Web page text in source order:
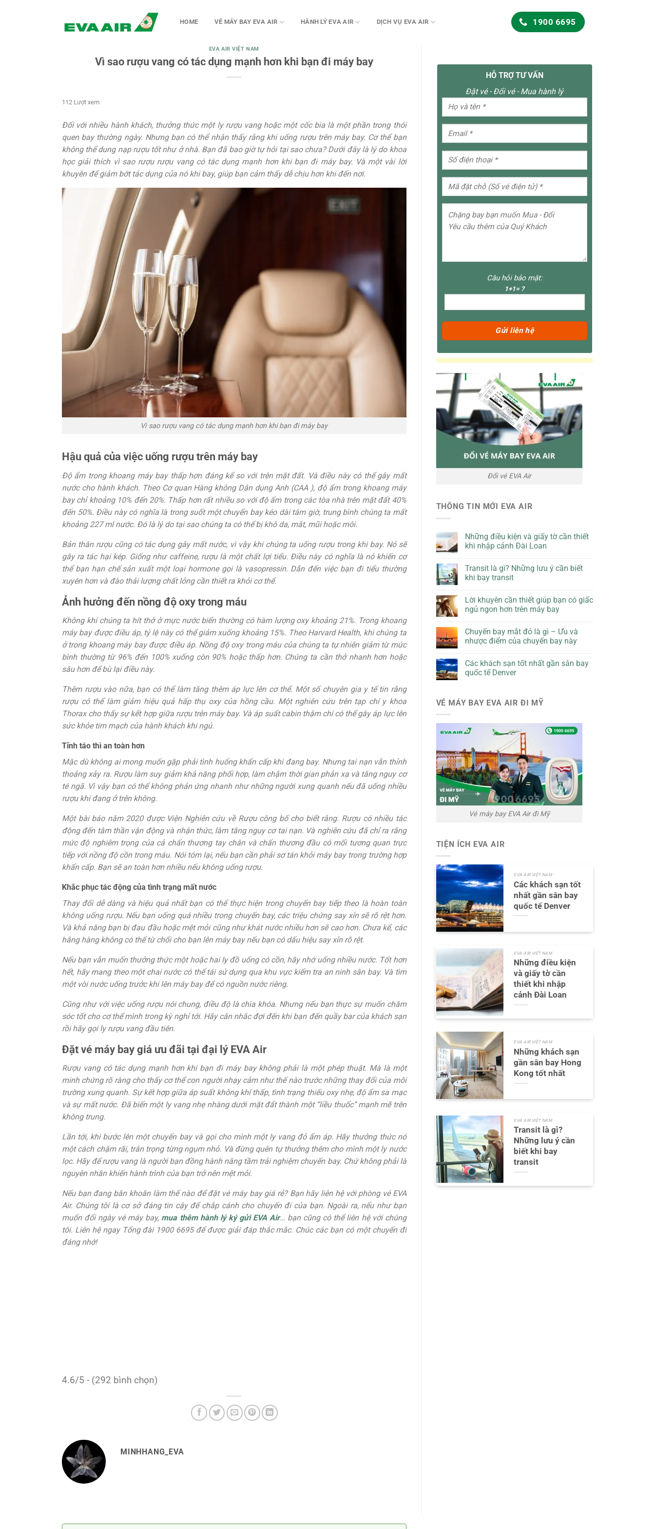
HOME VÉ MÁY BAY EVA AIR HÀNH LÝ EVA AIR DỊCH VỤ EVA AIR 1900 6695
EVA AIR VIỆT NAM
Vì sao rượu vang có tác dụng mạnh hơn khi bạn đi máy bay
112 Lượt xem
Đối với nhiều hành khách, thưởng thức một ly rượu vang hoặc một cốc bia là một phần trong thói
quen bay thường ngày. Nhưng bạn có thể nhận thấy rằng khi uống rượu trên máy bay. Cơ thể bạn
không thể dung nạp rượu tốt như ở nhà. Bạn đã bao giờ tự hỏi tại sao chưa? Dưới đây là lý do khoa
học giải thích vì sao rượu rượu vang có tác dụng mạnh hơn khi bạn đi máy bay. Và một vài lời
khuyên để giảm bớt tác dụng của nó khi bay, giúp bạn cảm thấy dễ chịu hơn khi đến nơi.
Vì sao rượu vang có tác dụng mạnh hơn khi bạn đi máy bay
Hậu quả của việc uống rượu trên máy bay
Độ ẩm trong khoang máy bay thấp hơn đáng kể so với trên mặt đất. Và điều này có thể gây mất
nước cho hành khách. Theo Cơ quan Hàng không Dân dụng Anh (CAA ), độ ẩm trong khoang máy
bay chỉ khoảng 10% đến 20%. Thấp hơn rất nhiều so với độ ẩm trong các tòa nhà trên mặt đất 40%
đến 50%. Điều này có nghĩa là trong suốt một chuyến bay kéo dài tám giờ, trung bình chúng ta mất
khoảng 227 ml nước. Đó là lý do tại sao chúng ta có thể bị khô da, mắt, mũi hoặc môi.
Bản thân rượu cũng có tác dụng gây mất nước, vì vậy khi chúng ta uống rượu trong khi bay. Nó sẽ
gây ra tác hại kép. Giống như caffeine, rượu là một chất lợi tiểu. Điều này có nghĩa là nó khiến cơ
thể bạn hạn chế sản xuất một loại hormone gọi là vasopressin. Dẫn đến việc bạn đi tiểu thường
xuyên hơn và đào thải lượng chất lỏng cần thiết ra khỏi cơ thể.
Ảnh hưởng đến nồng độ oxy trong máu
Không khí chúng ta hít thở ở mực nước biển thường có hàm lượng oxy khoảng 21%. Trong khoang
máy bay được điều áp, tỷ lệ này có thể giảm xuống khoảng 15%. Theo Harvard Health, khi chúng ta
ở trong khoang máy bay được điều áp. Nồng độ oxy trong máu của chúng ta tự nhiên giảm từ mức
bình thường từ 96% đến 100% xuống còn 90% hoặc thấp hơn. Chúng ta cần thở nhanh hơn hoặc
sâu hơn để bù lại điều này.
Thêm rượu vào nữa, bạn có thể làm tăng thêm áp lực lên cơ thể. Một số chuyên gia y tế tin rằng
rượu có thể làm giảm hiệu quả hấp thụ oxy của hồng cầu. Một nghiên cứu trên tạp chí y khoa
Thorax cho thấy sự kết hợp giữa rượu trên máy bay. Và áp suất cabin thậm chí có thể gây áp lực lên
sức khỏe tim mạch của hành khách khi ngủ.
Tỉnh táo thì an toàn hơn
Mặc dù không ai mong muốn gặp phải tình huống khẩn cấp khi đang bay. Nhưng tai nạn vẫn thỉnh
thoảng xảy ra. Rượu làm suy giảm khả năng phối hợp, làm chậm thời gian phản xạ và tăng nguy cơ
té ngã. Vì vậy bạn có thể không phản ứng nhanh như những người xung quanh nếu đã uống nhiều
rượu khi đang ở trên không.
Một bài báo năm 2020 được Viện Nghiên cứu về Rượu công bố cho biết rằng. Rượu có nhiều tác
động đến tâm thần vận động và nhận thức, làm tăng nguy cơ tai nạn. Và nghiên cứu đã chỉ ra rằng
mức độ nghiêm trọng của cả chấn thương tay chân và chấn thương đầu có mối tương quan trực
tiếp với nồng độ cồn trong máu. Nói tóm lại, nếu bạn cần phải sơ tán khỏi máy bay trong trường hợp
khẩn cấp. Bạn sẽ an toàn hơn nhiều nếu không uống rượu.
Khắc phục tác động của tình trạng mất nước
Thay đổi dễ dàng và hiệu quả nhất bạn có thể thực hiện trong chuyến bay tiếp theo là hoàn toàn
không uống rượu. Nếu bạn uống quá nhiều trong chuyến bay, các triệu chứng say xỉn sẽ rõ rệt hơn.
Và khả năng bạn bị đau đầu hoặc mệt mỏi cũng như khát nước nhiều hơn sẽ cao hơn. Chưa kể, các
hãng hàng không có thể từ chối cho bạn lên máy bay nếu bạn có dấu hiệu say xỉn rõ rệt.
Nếu bạn vẫn muốn thưởng thức một hoặc hai ly đồ uống có cồn, hãy nhớ uống nhiều nước. Tốt hơn
hết, hãy mang theo một chai nước có thể tái sử dụng qua khu vực kiểm tra an ninh sân bay. Và tìm
một vòi nước uống trước khi lên máy bay để có nguồn nước riêng.
Cũng như với việc uống rượu nói chung, điều độ là chìa khóa. Nhưng nếu bạn thực sự muốn chăm
sóc tốt cho cơ thể mình trong kỳ nghỉ tới. Hãy cân nhắc đợi đến khi bạn đến quầy bar của khách sạn
rồi hãy gọi ly rượu vang đầu tiên.
Đặt vé máy bay giá ưu đãi tại đại lý EVA Air
Rượu vang có tác dụng mạnh hơn khi bạn đi máy bay không phải là một phép thuật. Mà là một
minh chứng rõ ràng cho thấy cơ thể con người nhạy cảm như thế nào trước những thay đổi của môi
trường xung quanh. Sự kết hợp giữa áp suất không khí thấp, tình trạng thiếu oxy nhẹ, độ ẩm sa mạc
và sự mất nước. Đã biến một ly vang nhẹ nhàng dưới mặt đất thành một “liều thuốc” mạnh mẽ trên
không trung.
Lần tới, khi bước lên một chuyến bay và gọi cho mình một ly vang đỏ ấm áp. Hãy thưởng thức nó
một cách chậm rãi, trân trọng từng ngụm nhỏ. Và đừng quên tự thưởng thêm cho mình một ly nước
lọc. Hãy để rượu vang là người bạn đồng hành nâng tầm trải nghiệm chuyến bay. Chứ không phải là
nguyên nhân khiến hành trình của bạn trở nên mệt mỏi.
Nếu bạn đang băn khoăn làm thế nào để đặt vé máy bay giá rẻ? Bạn hãy liên hệ với phòng vé EVA
Air. Chúng tôi là cơ sở đáng tin cậy để chắp cánh cho chuyến đi của bạn. Ngoài ra, nếu như bạn
muốn đổi ngày vé máy bay, mua thêm hành lý ký gửi EVA Air… bạn cũng có thể liên hệ với chúng
tôi. Liên hệ ngay Tổng đài 1900 6695 để được giải đáp thắc mắc. Chúc các bạn có một chuyến đi
đáng nhớ!
4.6/5 - (292 bình chọn)
MINHHANG_EVA
HỖ TRỢ TƯ VẤN
Đặt vé - Đổi vé - Mua hành lý
Câu hỏi bảo mật:
1+1= ?
Đổi vé EVA Air
THÔNG TIN MỚI EVA AIR
Những điều kiện và giấy tờ cần thiết
khi nhập cảnh Đài Loan
Transit là gì? Những lưu ý cần biết
khi bay transit
Lời khuyên cần thiết giúp bạn có giấc
ngủ ngon hơn trên máy bay
Chuyến bay mắt đỏ là gì – Ưu và
nhược điểm của chuyến bay này
Các khách sạn tốt nhất gần sân bay
quốc tế Denver
VÉ MÁY BAY EVA AIR ĐI MỸ
Vé máy bay EVA Air đi Mỹ
TIỆN ÍCH EVA AIR
EVA AIR VIỆT NAM
Các khách sạn tốt
nhất gần sân bay
quốc tế Denver
EVA AIR VIỆT NAM
Những điều kiện
và giấy tờ cần
thiết khi nhập
cảnh Đài Loan
EVA AIR VIỆT NAM
Những khách sạn
gần sân bay Hong
Kong tốt nhất
EVA AIR VIỆT NAM
Transit là gì?
Những lưu ý cần
biết khi bay
transit